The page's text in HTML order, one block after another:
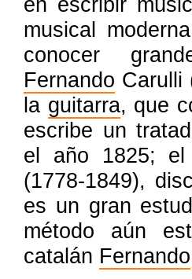
musical
conocer
Fernando Carulli
la guitarra, que
escribe un
el año 1825; el
(1778-1849),
es un gran
método aún
catalán Fernando